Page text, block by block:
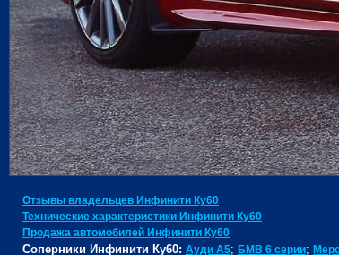
Отзывы владельцев Инфинити Ку60
Технические характеристики Инфинити Ку60
Продажа автомобилей Инфинити Ку60
Соперники Инфинити Ку60: Ауди А5; БМВ 6 серии;